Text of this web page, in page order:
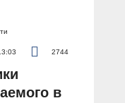
2744
в